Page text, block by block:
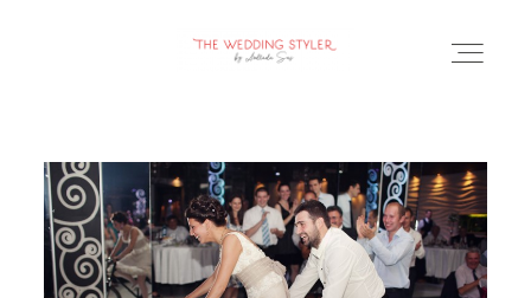
BLOG